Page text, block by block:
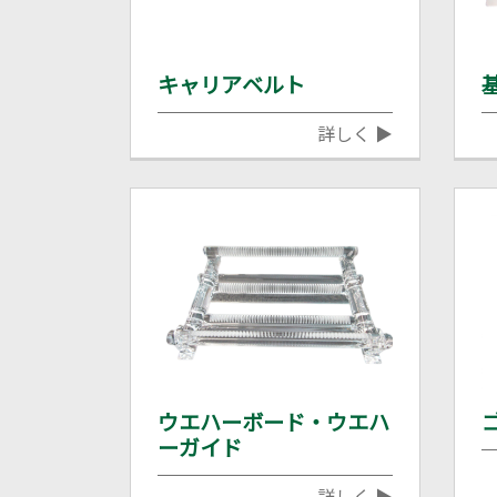
キャリアベルト
詳しく ▶
ウエハーボード・ウエハ
ーガイド